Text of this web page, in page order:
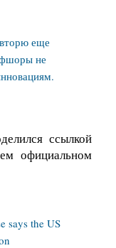
еще
не
ссылкой
официальном
says the US